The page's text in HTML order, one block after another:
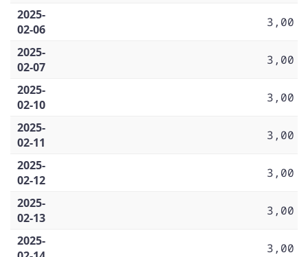
2025-
02-06
3,00
2025-
02-07
3,00
2025-
02-10
3,00
2025-
02-11
3,00
2025-
02-12
3,00
2025-
02-13
3,00
2025-
3,00